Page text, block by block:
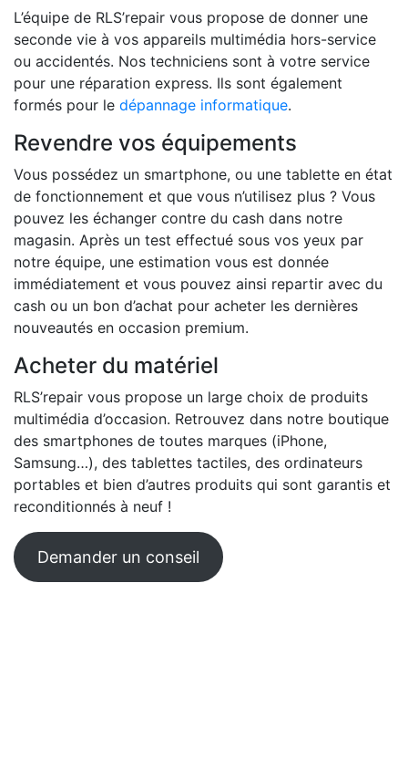
L’équipe de RLS’repair vous propose de donner une
seconde vie à vos appareils multimédia hors-service
ou accidentés. Nos techniciens sont à votre service
pour une réparation express. Ils sont également
formés pour le dépannage informatique.
Revendre vos équipements
Vous possédez un smartphone, ou une tablette en état
de fonctionnement et que vous n’utilisez plus ? Vous
pouvez les échanger contre du cash dans notre
magasin. Après un test effectué sous vos yeux par
notre équipe, une estimation vous est donnée
immédiatement et vous pouvez ainsi repartir avec du
cash ou un bon d’achat pour acheter les dernières
nouveautés en occasion premium.
Acheter du matériel
RLS’repair vous propose un large choix de produits
multimédia d’occasion. Retrouvez dans notre boutique
des smartphones de toutes marques (iPhone,
Samsung…), des tablettes tactiles, des ordinateurs
portables et bien d’autres produits qui sont garantis et
reconditionnés à neuf !
Demander un conseil